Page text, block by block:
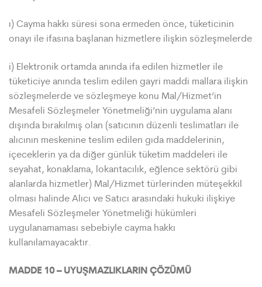
ı) Cayma hakkı süresi sona ermeden önce, tüketicinin
onayı ile ifasına başlanan hizmetlere ilişkin sözleşmelerde
i) Elektronik ortamda anında ifa edilen hizmetler ile
tüketiciye anında teslim edilen gayri maddi mallara ilişkin
sözleşmelerde ve sözleşmeye konu Mal/Hizmet’in
Mesafeli Sözleşmeler Yönetmeliği’nin uygulama alanı
dışında bırakılmış olan (satıcının düzenli teslimatları ile
alıcının meskenine teslim edilen gıda maddelerinin,
içeceklerin ya da diğer günlük tüketim maddeleri ile
seyahat, konaklama, lokantacılık, eğlence sektörü gibi
alanlarda hizmetler) Mal/Hizmet türlerinden müteşekkil
olması halinde Alıcı ve Satıcı arasındaki hukuki ilişkiye
Mesafeli Sözleşmeler Yönetmeliği hükümleri
uygulanamaması sebebiyle cayma hakkı
kullanılamayacaktır.
MADDE 10 – UYUŞMAZLIKLARIN ÇÖZÜMÜ